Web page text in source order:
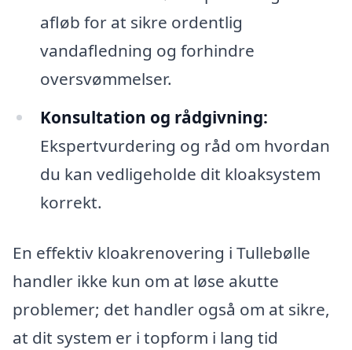
afløb for at sikre ordentlig
vandafledning og forhindre
oversvømmelser.
Konsultation og rådgivning:
Ekspertvurdering og råd om hvordan
du kan vedligeholde dit kloaksystem
korrekt.
En effektiv kloakrenovering i Tullebølle
handler ikke kun om at løse akutte
problemer; det handler også om at sikre,
at dit system er i topform i lang tid